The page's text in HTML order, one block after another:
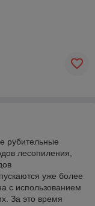
рубительные
лесопиления,
уже более
с использованием
За это время